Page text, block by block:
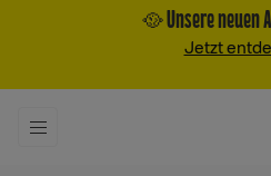
🥘 Unsere neuen
Jetzt